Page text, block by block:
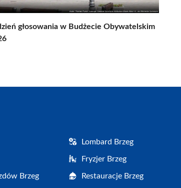
głosowania w Budżecie Obywatelskim
Lombard Brzeg
Fryzjer Brzeg
Brzeg Restauracje Brzeg